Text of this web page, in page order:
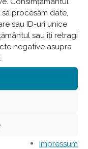
procesăm date,
sau ID-uri unice
sau îți retragi
negative asupra
Impressum
pentru
10
2024
completați